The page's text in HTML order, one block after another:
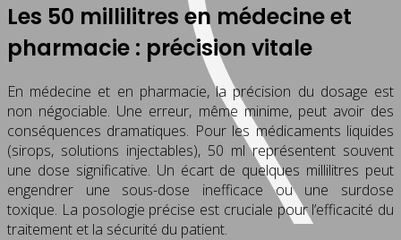
Les 50 millilitres en médecine et
pharmacie : précision vitale
En médecine et en pharmacie, la précision du dosage est
non négociable. Une erreur, même minime, peut avoir des
conséquences dramatiques. Pour les médicaments liquides
(sirops, solutions injectables), 50 ml représentent souvent
une dose significative. Un écart de quelques millilitres peut
engendrer une sous-dose inefficace ou une surdose
toxique. La posologie précise est cruciale pour l’efficacité du
traitement et la sécurité du patient.